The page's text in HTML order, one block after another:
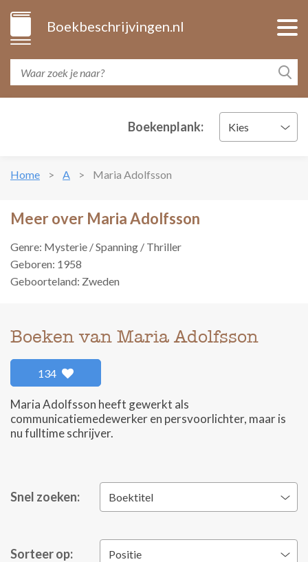
Boekbeschrijvingen.nl
Boekenplank: Kies
Home A Maria Adolfsson
Meer over Maria Adolfsson
Genre: Mysterie / Spanning / Thriller
Geboren: 1958
Geboorteland: Zweden
Boeken van Maria Adolfsson
134
Maria Adolfsson heeft gewerkt als
communicatiemedewerker en persvoorlichter, maar is
nu fulltime schrijver.
Snel zoeken: Boektitel
Sorteer op: Positie